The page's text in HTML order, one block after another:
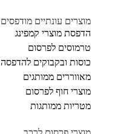
מוצרים עונתיים מודפסים
הדפסת מוצרי קמפינג
טרמוסים לפרסום
כוסות ובקבוקים להדפסה
מאווררים ממותגים
מוצרי חוף לפרסום
מטריות ממותגות